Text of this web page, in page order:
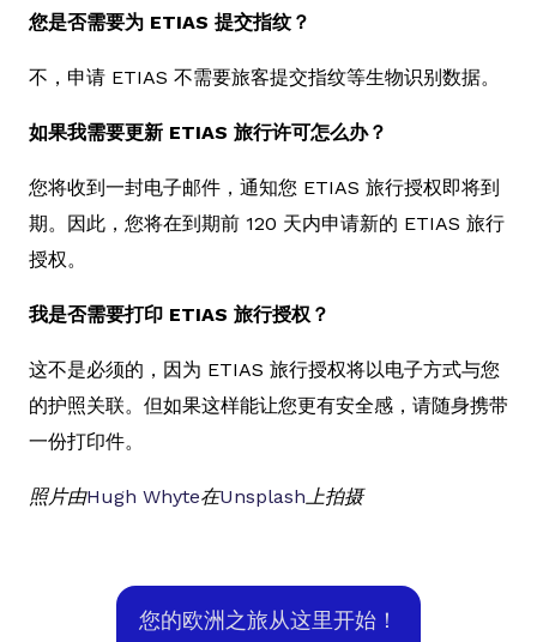
您是否需要为 ETIAS 提交指纹？
不，申请 ETIAS 不需要旅客提交指纹等生物识别数据。
如果我需要更新 ETIAS 旅行许可怎么办？
您将收到一封电子邮件，通知您 ETIAS 旅行授权即将到
期。因此，您将在到期前 120 天内申请新的 ETIAS 旅行
授权。
我是否需要打印 ETIAS 旅行授权？
这不是必须的，因为 ETIAS 旅行授权将以电子方式与您
的护照关联。但如果这样能让您更有安全感，请随身携带
一份打印件。
照片由Hugh Whyte在Unsplash上拍摄
您的欧洲之旅从这里开始！